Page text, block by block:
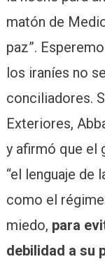
matón de
paz”.
los iraníes no
conciliadores.
Exteriores,
y afirmó que el
“el lenguaje de
como el
miedo, para
debilidad a su